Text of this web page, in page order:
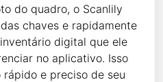
do quadro, o Scanlily
chaves e rapidamente
digital que ele
no aplicativo. Isso
e preciso de seu